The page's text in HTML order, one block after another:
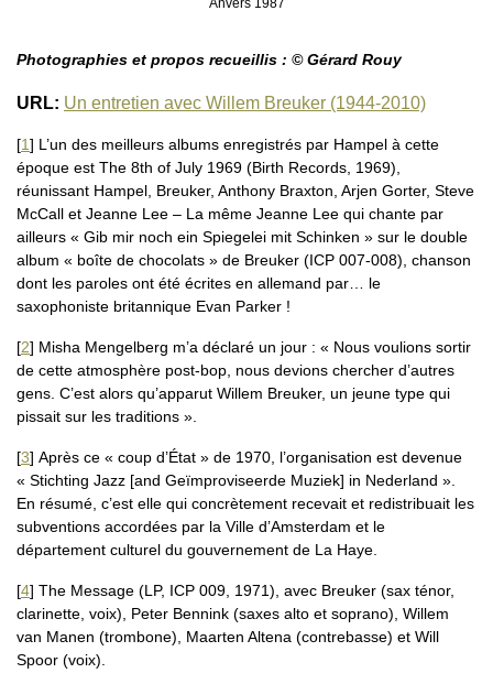
Anvers 1987
Photographies et propos recueillis : © Gérard Rouy
URL: Un entretien avec Willem Breuker (1944-2010)
[1] L’un des meilleurs albums enregistrés par Hampel à cette
époque est The 8th of July 1969 (Birth Records, 1969),
réunissant Hampel, Breuker, Anthony Braxton, Arjen Gorter, Steve
McCall et Jeanne Lee – La même Jeanne Lee qui chante par
ailleurs « Gib mir noch ein Spiegelei mit Schinken » sur le double
album « boîte de chocolats » de Breuker (ICP 007-008), chanson
dont les paroles ont été écrites en allemand par… le
saxophoniste britannique Evan Parker !
[2] Misha Mengelberg m’a déclaré un jour : « Nous voulions sortir
de cette atmosphère post-bop, nous devions chercher d’autres
gens. C’est alors qu’apparut Willem Breuker, un jeune type qui
pissait sur les traditions ».
[3] Après ce « coup d’État » de 1970, l’organisation est devenue
« Stichting Jazz [and Geïmproviseerde Muziek] in Nederland ».
En résumé, c’est elle qui concrètement recevait et redistribuait les
subventions accordées par la Ville d’Amsterdam et le
département culturel du gouvernement de La Haye.
[4] The Message (LP, ICP 009, 1971), avec Breuker (sax ténor,
clarinette, voix), Peter Bennink (saxes alto et soprano), Willem
van Manen (trombone), Maarten Altena (contrebasse) et Will
Spoor (voix).